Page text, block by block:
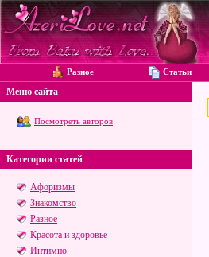
Разное Статьи
Меню сайта
Посмотреть авторов
Категории статей
Афоризмы
Знакомство
Разное
Красота и здоровье
Интимно